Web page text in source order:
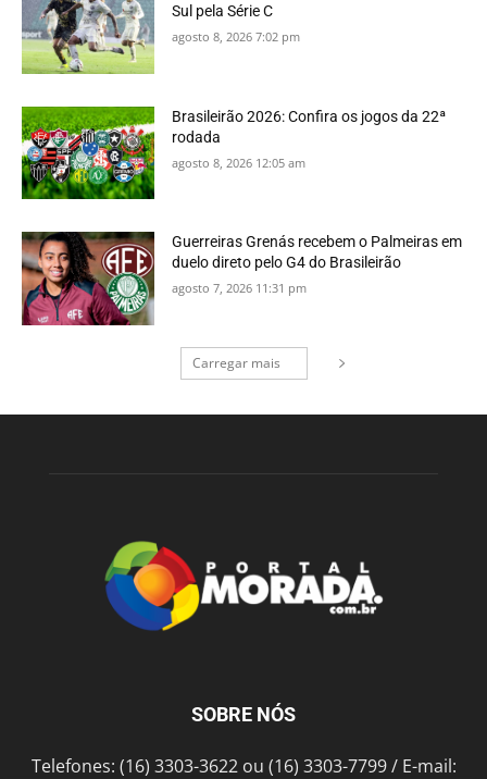
Sul pela Série C
agosto 8, 2026 7:02 pm
Brasileirão 2026: Confira os jogos da 22ª
rodada
agosto 8, 2026 12:05 am
Guerreiras Grenás recebem o Palmeiras em
duelo direto pelo G4 do Brasileirão
agosto 7, 2026 11:31 pm
Carregar mais
SOBRE NÓS
Telefones: (16) 3303-3622 ou (16) 3303-7799 / E-mail: